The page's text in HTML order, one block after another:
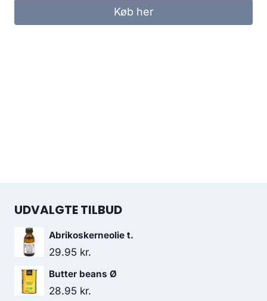
Køb her
UDVALGTE TILBUD
Abrikoskerneolie t.
29.95 kr.
Butter beans Ø
28.95 kr.